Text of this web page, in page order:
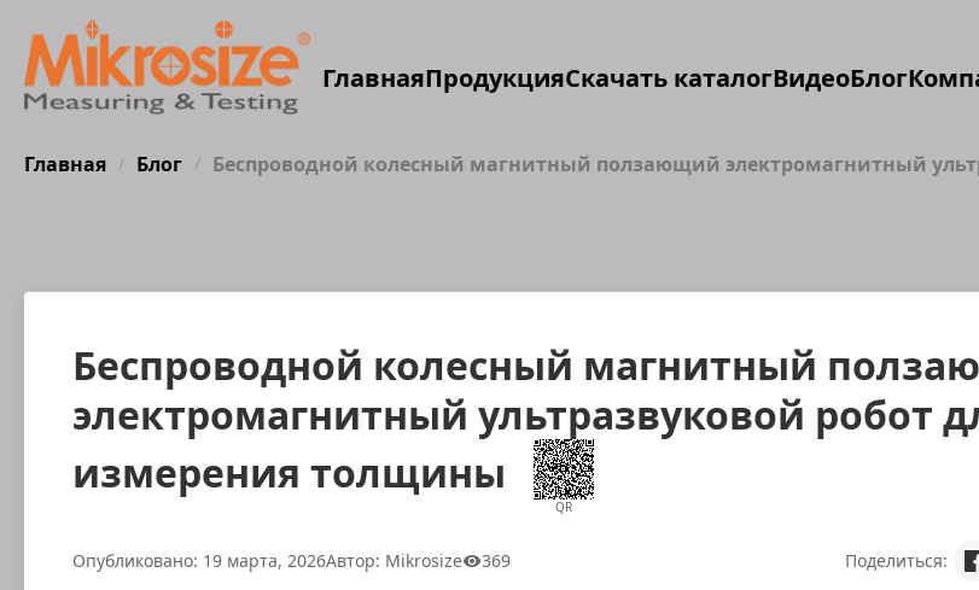
ГлавнаяПродукцияСкачать каталогВидеоБлог
Главная / Блог / Беспроводной колесный магнитный ползающий электромагнитный
Беспроводной колесный магнитный
электромагнитный ультразвуковой робот
измерения толщины
QR
Опубликовано: 19 марта, 2026Автор: Mikrosize 369 Поделиться: